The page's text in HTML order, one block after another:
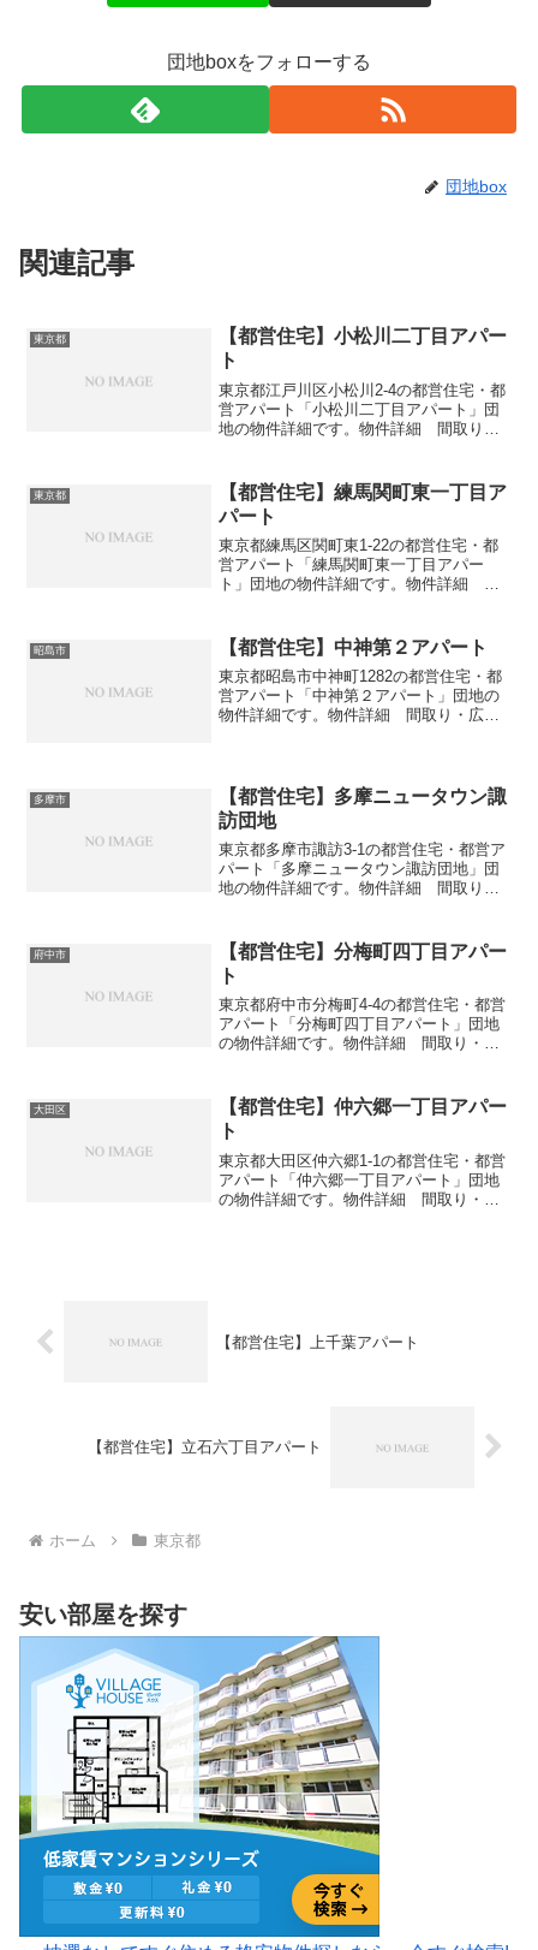
団地boxをフォローする
団地box
関連記事
東京都
【都営住宅】小松川二丁目アパー
ト
東京都江戸川区小松川2-4の都営住宅・都
営アパート「小松川二丁目アパート」団
地の物件詳細です。物件詳細 間取り・
2DK-4DK広さ・面積52-115㎡建設年度築
年数1...
東京都
【都営住宅】練馬関町東一丁目ア
パート
東京都練馬区関町東1-22の都営住宅・都
営アパート「練馬関町東一丁目アパー
ト」団地の物件詳細です。物件詳細 間
22間取り3DK広さ・面積58-62㎡建設年度
築年数19...
昭島市 【都営住宅】中神第２アパート
東京都昭島市中神町1282の都営住宅・都
営アパート「中神第２アパート」団地の
物件詳細です。物件詳細 間取り・広さ
多摩市
【都営住宅】多摩ニュータウン諏
訪団地
東京都多摩市諏訪3-1の都営住宅・都営ア
パート「多摩ニュータウン諏訪団地」団
地の物件詳細です。物件詳細 間取り・
3DK広さ・面積36-58㎡建設年度築年数
1969-1...
府中市
【都営住宅】分梅町四丁目アパー
ト
東京都府中市分梅町4-4の都営住宅・都営
アパート「分梅町四丁目アパート」団地
の物件詳細です。物件詳細 間取り・広
4DK広さ・面積52-73㎡建設年度築年数
1991...
大田区
【都営住宅】仲六郷一丁目アパー
ト
東京都大田区仲六郷1-1の都営住宅・都営
アパート「仲六郷一丁目アパート」団地
の物件詳細です。物件詳細 間取り・広
【都営住宅】上千葉アパート
【都営住宅】立石六丁目アパート
ホーム 東京都
安い部屋を探す